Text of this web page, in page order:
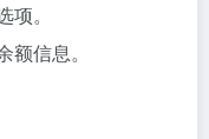
。
信息。